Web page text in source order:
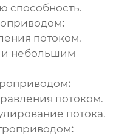
способность.
:
потоком.
и небольшим
:
потоком.
потока.
: